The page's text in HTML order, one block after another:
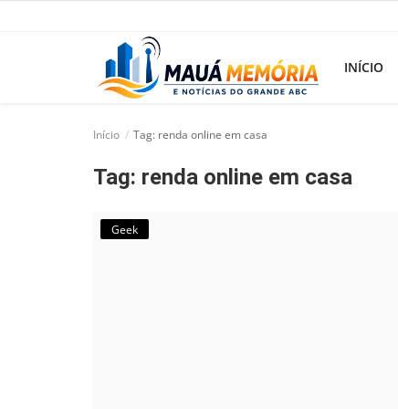
INÍCIO
Início Tag: renda online em casa
Tag: renda online em casa
Geek